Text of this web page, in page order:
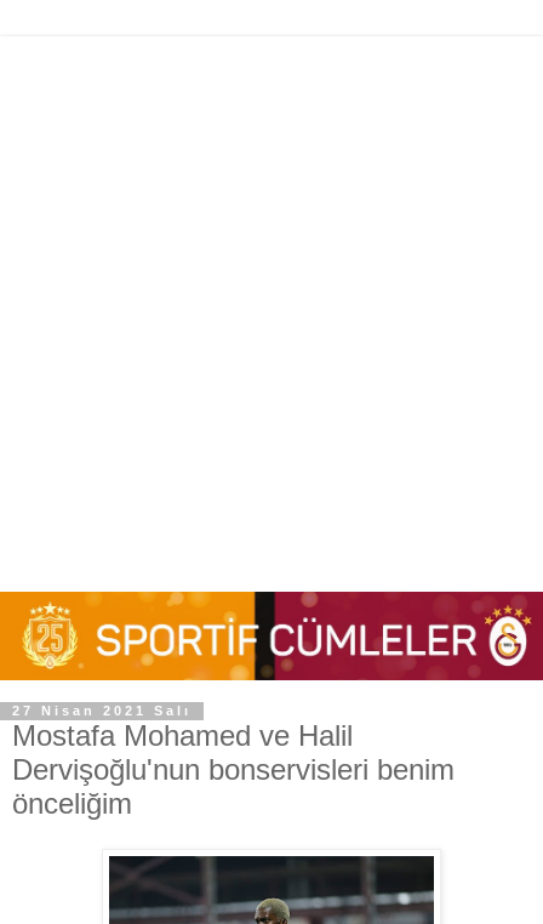
27 Nisan 2021 Salı
Mostafa Mohamed ve Halil
Dervişoğlu'nun bonservisleri benim
önceliğim